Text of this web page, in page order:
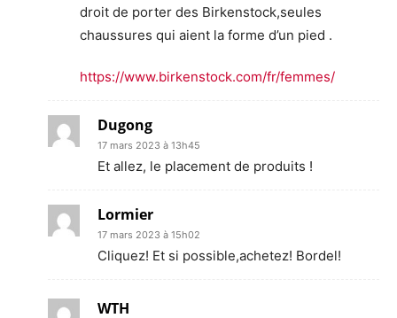
droit de porter des Birkenstock,seules
chaussures qui aient la forme d’un pied .
https://www.birkenstock.com/fr/femmes/
Dugong
17 mars 2023 à 13h45
Et allez, le placement de produits !
Lormier
17 mars 2023 à 15h02
Cliquez! Et si possible,achetez! Bordel!
WTH